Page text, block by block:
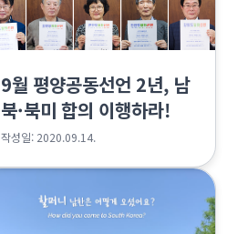
9월 평양공동선언 2년, 남
북·북미 합의 이행하라!
작성일: 2020.09.14.